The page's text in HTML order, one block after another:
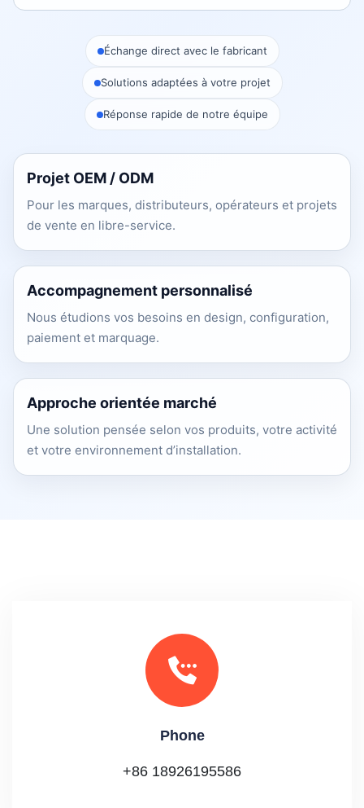
Échange direct avec le fabricant
Solutions adaptées à votre projet
Réponse rapide de notre équipe
Projet OEM / ODM
Pour les marques, distributeurs, opérateurs et projets
de vente en libre-service.
Accompagnement personnalisé
Nous étudions vos besoins en design, configuration,
paiement et marquage.
Approche orientée marché
Une solution pensée selon vos produits, votre activité
et votre environnement d’installation.
Phone
+86 18926195586